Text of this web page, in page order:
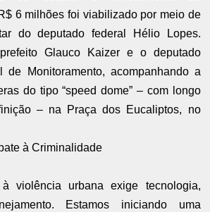
6 milhões foi viabilizado por meio de
do deputado federal Hélio Lopes.
Glauco Kaizer e o deputado
de Monitoramento, acompanhando a
do tipo “speed dome” – com longo
– na Praça dos Eucaliptos, no
à Criminalidade
violência urbana exige tecnologia,
Estamos iniciando uma